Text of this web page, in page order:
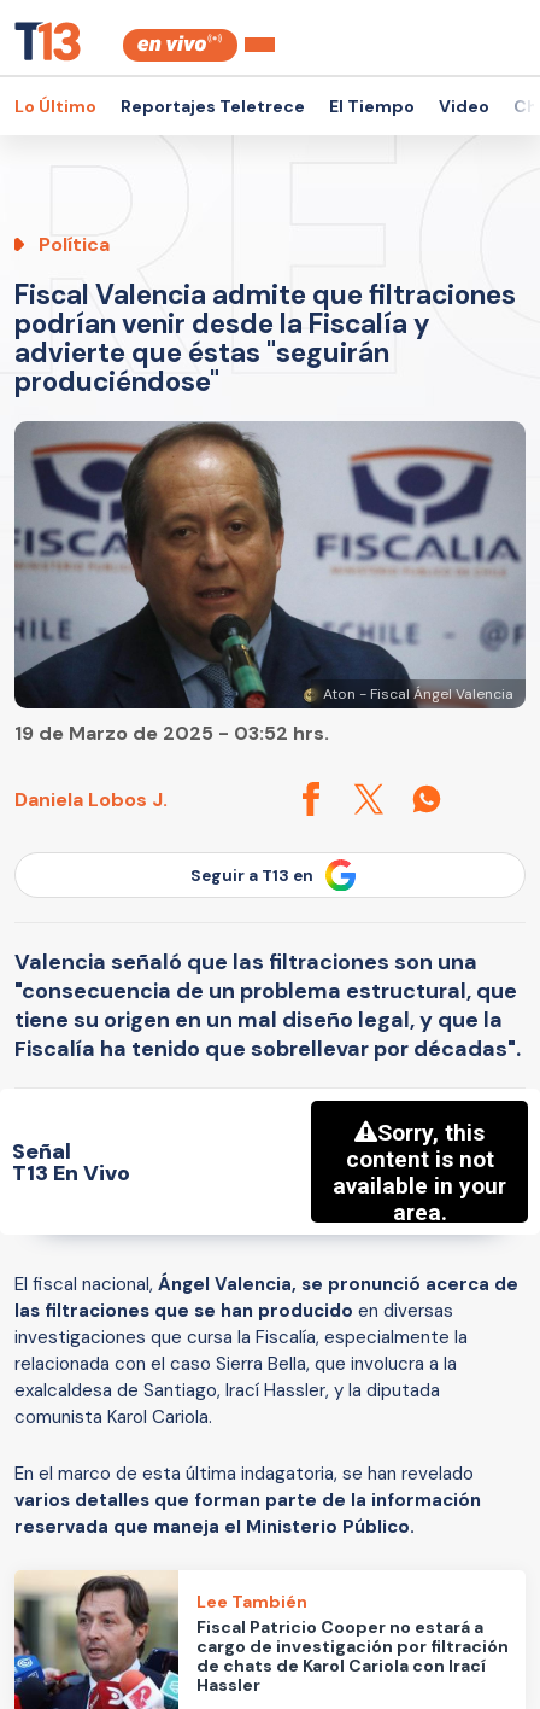
Lo Último Reportajes Teletrece El Tiempo Video
Política
Fiscal Valencia admite que filtraciones
podrían venir desde la Fiscalía y
advierte que éstas "seguirán
produciéndose"
Aton - Fiscal Ángel Valencia
Daniela Lobos J.
19 de Marzo de 2025 - 03:52 hrs.
Seguir a T13 en
Valencia señaló que las filtraciones son una
"consecuencia de un problema estructural, que
tiene su origen en un mal diseño legal, y que la
Fiscalía ha tenido que sobrellevar por décadas".
Señal
T13 En Vivo
El fiscal nacional, Ángel Valencia, se pronunció acerca de
las filtraciones que se han producido en diversas
investigaciones que cursa la Fiscalía, especialmente la
relacionada con el caso Sierra Bella, que involucra a la
exalcaldesa de Santiago, Irací Hassler, y la diputada
comunista Karol Cariola.
En el marco de esta última indagatoria, se han revelado
varios detalles que forman parte de la información
reservada que maneja el Ministerio Público.
Lee También
Fiscal Patricio Cooper no estará a
cargo de investigación por filtración
de chats de Karol Cariola con Irací
Hassler